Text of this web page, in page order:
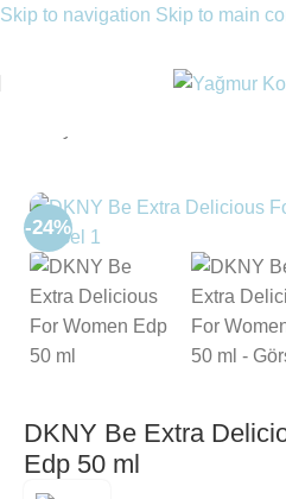
Skip to navigation Skip to main
-24%
DKNY Be Extra
Edp 50 ml